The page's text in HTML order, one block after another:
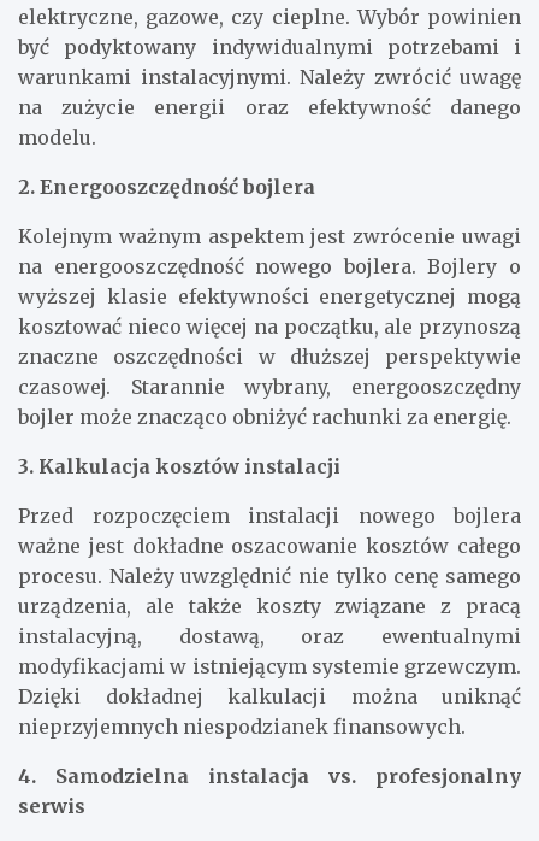
elektryczne, gazowe, czy cieplne. Wybór powinien
być podyktowany indywidualnymi potrzebami i
warunkami instalacyjnymi. Należy zwrócić uwagę
na zużycie energii oraz efektywność danego
modelu.
2. Energooszczędność bojlera
Kolejnym ważnym aspektem jest zwrócenie uwagi
na energooszczędność nowego bojlera. Bojlery o
wyższej klasie efektywności energetycznej mogą
kosztować nieco więcej na początku, ale przynoszą
znaczne oszczędności w dłuższej perspektywie
czasowej. Starannie wybrany, energooszczędny
bojler może znacząco obniżyć rachunki za energię.
3. Kalkulacja kosztów instalacji
Przed rozpoczęciem instalacji nowego bojlera
ważne jest dokładne oszacowanie kosztów całego
procesu. Należy uwzględnić nie tylko cenę samego
urządzenia, ale także koszty związane z pracą
instalacyjną, dostawą, oraz ewentualnymi
modyfikacjami w istniejącym systemie grzewczym.
Dzięki dokładnej kalkulacji można uniknąć
nieprzyjemnych niespodzianek finansowych.
4. Samodzielna instalacja vs. profesjonalny
serwis